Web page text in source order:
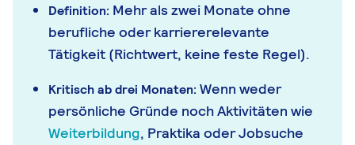
Definition: Mehr als zwei Monate ohne
berufliche oder karriererelevante
Tätigkeit (Richtwert, keine feste Regel).
Kritisch ab drei Monaten: Wenn weder
persönliche Gründe noch Aktivitäten wie
Weiterbildung, Praktika oder Jobsuche